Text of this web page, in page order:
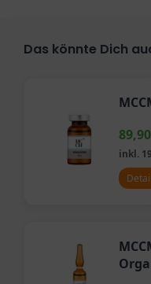
Das könnte Dich
89,90
inkl.